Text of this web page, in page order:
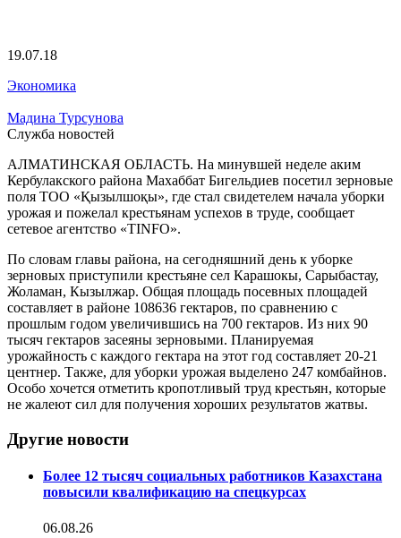
19.07.18
Экономика
Мадина Турсунова
Служба новостей
АЛМАТИНСКАЯ ОБЛАСТЬ. На минувшей неделе аким
Кербулакского района Махаббат Бигельдиев посетил зерновые
поля ТОО «Қызылшоқы», где стал свидетелем начала уборки
урожая и пожелал крестьянам успехов в труде, сообщает
сетевое агентство «TINFO».
По словам главы района, на сегодняшний день к уборке
зерновых приступили крестьяне сел Карашокы, Сарыбастау,
Жоламан, Кызылжар. Общая площадь посевных площадей
составляет в районе 108636 гектаров, по сравнению с
прошлым годом увеличившись на 700 гектаров. Из них 90
тысяч гектаров засеяны зерновыми. Планируемая
урожайность с каждого гектара на этот год составляет 20-21
центнер. Также, для уборки урожая выделено 247 комбайнов.
Особо хочется отметить кропотливый труд крестьян, которые
не жалеют сил для получения хороших результатов жатвы.
Другие новости
Более 12 тысяч социальных работников Казахстана
повысили квалификацию на спецкурсах
06.08.26